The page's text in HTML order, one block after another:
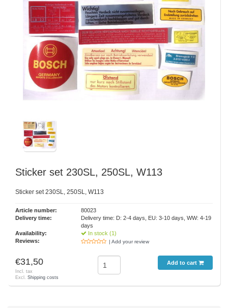
Sticker set 230SL, 250SL, W113
Sticker set 230SL, 250SL, W113
Article number:
80023
Delivery time:
Delivery time: D: 2-4 days, EU: 3-10 days, WW: 4-19
days
Availability:
In stock (1)
Reviews:
| Add your review
€31,50
Incl. tax
Excl. Shipping costs
Add to cart